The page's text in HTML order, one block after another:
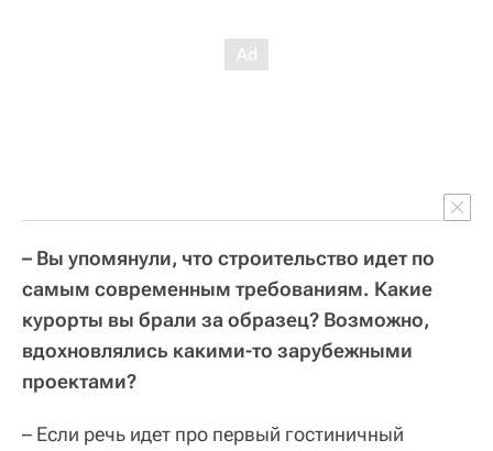
– Вы упомянули, что строительство идет по
самым современным требованиям. Какие
курорты вы брали за образец? Возможно,
вдохновлялись какими-то зарубежными
проектами?
– Если речь идет про первый гостиничный